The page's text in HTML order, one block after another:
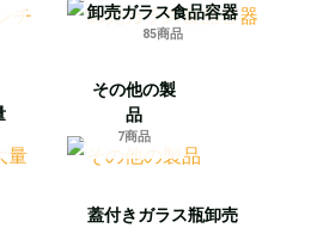
卸売ガラス食品容器
85商品
その他の製
品
7商品
蓋付きガラス瓶卸売